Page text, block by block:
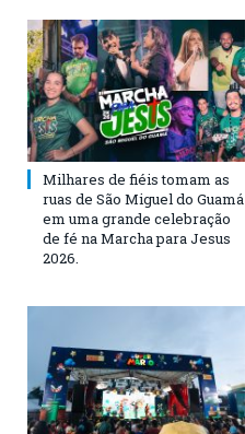
Milhares de fiéis tomam as
ruas de São Miguel do Guamá
em uma grande celebração
de fé na Marcha para Jesus
2026.